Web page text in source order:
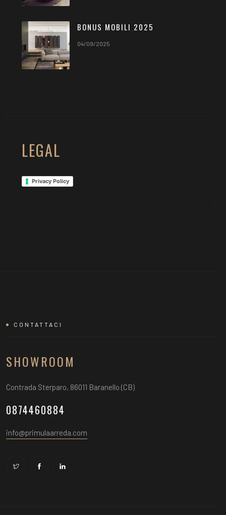
BONUS MOBILI 2025
04/09/2025
LEGAL
Privacy Policy
CONTATTACI
SHOWROOM
Contrada Sterparo, 86011 Baranello (CB)
0874460884
info@primulaarreda.com